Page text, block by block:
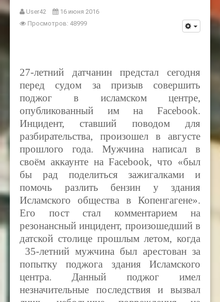
User42
16 июня 2016
Просмотров: 48999
27-летний датчанин предстал сегодня
перед судом за призыв совершить
поджог в исламском центре,
опубликованный им на Facebook.
Инцидент, ставший поводом для
разбирательства, произошел в августе
прошлого года. Мужчина написал в
своём аккаунте наFacebook,что «был
бы рад поделиться зажигалками и
помочь разлить бензин у здания
Исламского общества в Копенгагене».
Его пост стал комментарием на
резонансный инцидент, произошедший в
датской столице прошлым летом, когда
35-летний мужчина был арестован за
попытку поджога здания Исламского
центра. Данный поджог имел
незначительные последствия и вызвал